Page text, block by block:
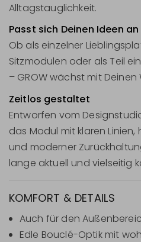
Alltagstauglichkeit.
Passt sich Deinen Ideen an
Ob als einzelner
Sitzmodulen oder als Teil
– GROW wächst mit
Zeitlos gestaltet
Entworfen vom
das Modul mit klaren
und moderner
lange aktuell und vielseitig
KOMFORT & DETAILS
Auch für den
Edle Bouclé-Optik mit